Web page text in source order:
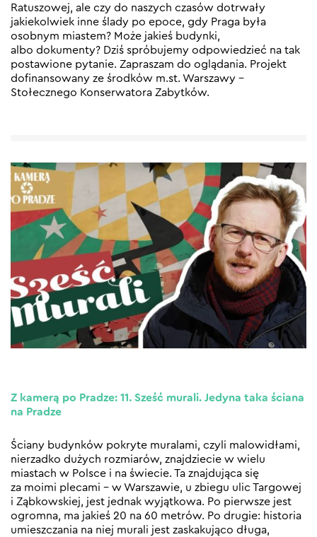
Ratuszowej, ale czy do naszych czasów dotrwały
jakiekolwiek inne ślady po epoce, gdy Praga była
osobnym miastem? Może jakieś budynki,
albo dokumenty? Dziś spróbujemy odpowiedzieć na tak
postawione pytanie. Zapraszam do oglądania. Projekt
dofinansowany ze środków m.st. Warszawy –
Stołecznego Konserwatora Zabytków.
Z kamerą po Pradze: 11. Sześć murali. Jedyna taka ściana
na Pradze
Ściany budynków pokryte muralami, czyli malowidłami,
nierzadko dużych rozmiarów, znajdziecie w wielu
miastach w Polsce i na świecie. Ta znajdująca się
za moimi plecami – w Warszawie, u zbiegu ulic Targowej
i Ząbkowskiej, jest jednak wyjątkowa. Po pierwsze jest
ogromna, ma jakieś 20 na 60 metrów. Po drugie: historia
umieszczania na niej murali jest zaskakująco długa,